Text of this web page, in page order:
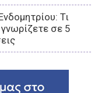
Τι
σε 5